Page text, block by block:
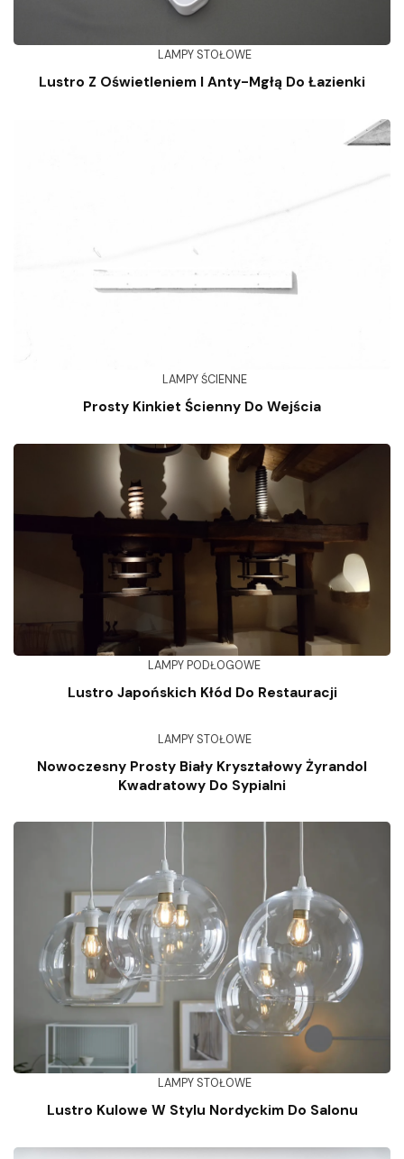
LAMPY STOŁOWE
Lustro Z Oświetleniem I Anty-Mgłą Do Łazienki
LAMPY ŚCIENNE
Prosty Kinkiet Ścienny Do Wejścia
LAMPY PODŁOGOWE
Lustro Japońskich Kłód Do Restauracji
LAMPY STOŁOWE
Nowoczesny Prosty Biały Kryształowy Żyrandol
Kwadratowy Do Sypialni
LAMPY STOŁOWE
Lustro Kulowe W Stylu Nordyckim Do Salonu